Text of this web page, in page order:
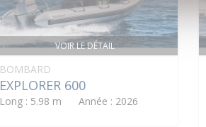
VOIR LE DÉTAIL
BOMBARD
EXPLORER 600
Long : 5.98 m Année : 2026